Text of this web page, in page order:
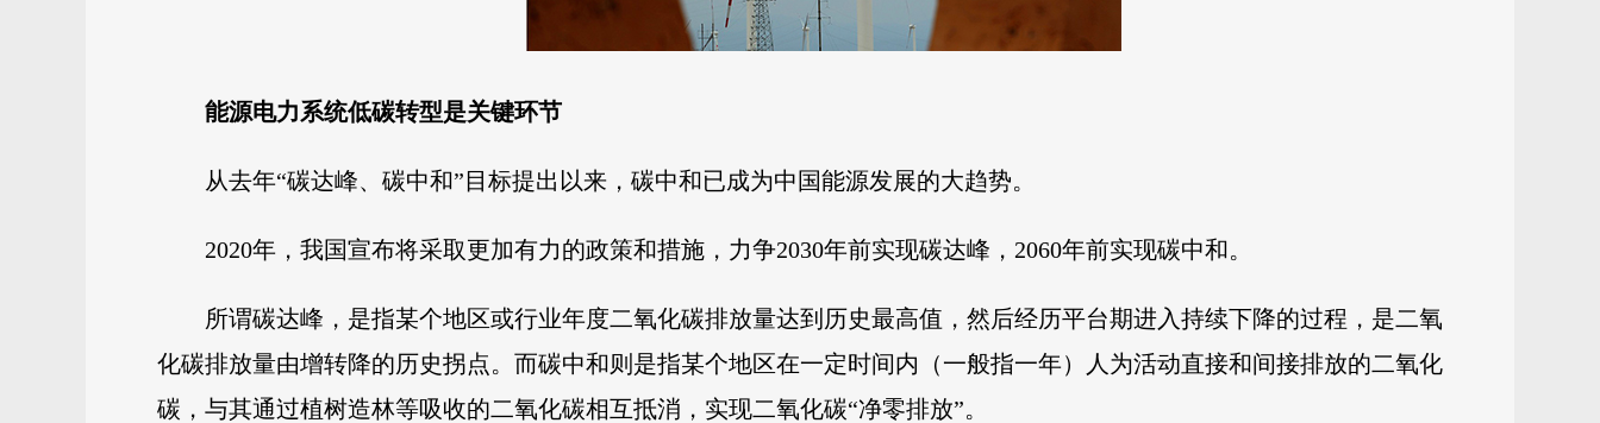
能源电力系统低碳转型是关键环节
从去年“碳达峰、碳中和”目标提出以来，碳中和已成为中国能源发展的大趋势。
2020年，我国宣布将采取更加有力的政策和措施，力争2030年前实现碳达峰，2060年前实现碳中和。
所谓碳达峰，是指某个地区或行业年度二氧化碳排放量达到历史最高值，然后经历平台期进入持续下降的过程，是二氧
化碳排放量由增转降的历史拐点。而碳中和则是指某个地区在一定时间内（一般指一年）人为活动直接和间接排放的二氧化
碳，与其通过植树造林等吸收的二氧化碳相互抵消，实现二氧化碳“净零排放”。